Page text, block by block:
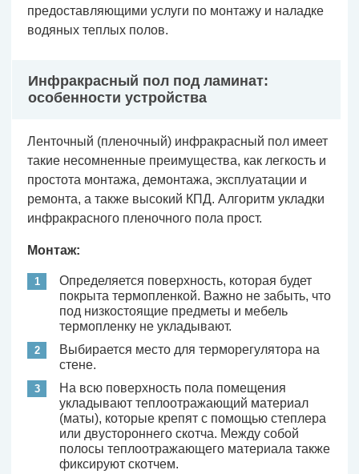
предоставляющими услуги по монтажу и наладке
водяных теплых полов.
Инфракрасный пол под ламинат:
особенности устройства
Ленточный (пленочный) инфракрасный пол имеет
такие несомненные преимущества, как легкость и
простота монтажа, демонтажа, эксплуатации и
ремонта, а также высокий КПД. Алгоритм укладки
инфракрасного пленочного пола прост.
Монтаж:
Определяется поверхность, которая будет
покрыта термопленкой. Важно не забыть, что
под низкостоящие предметы и мебель
термопленку не укладывают.
Выбирается место для терморегулятора на
стене.
На всю поверхность пола помещения
укладывают теплоотражающий материал
(маты), которые крепят с помощью степлера
или двустороннего скотча. Между собой
полосы теплоотражающего материала также
фиксируют скотчем.